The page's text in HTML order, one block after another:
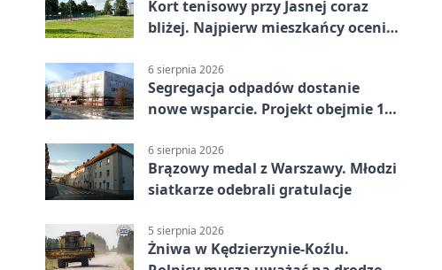
Kort tenisowy przy Jasnej coraz
bliżej. Najpierw mieszkańcy ocenią
6 sierpnia 2026
Segregacja odpadów dostanie
nowe wsparcie. Projekt obejmie 15
6 sierpnia 2026
Brązowy medal z Warszawy. Młodzi
siatkarze odebrali gratulacje
5 sierpnia 2026
Żniwa w Kędzierzynie-Koźlu.